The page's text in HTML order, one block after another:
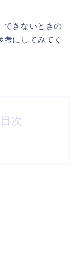
できないときの
にしてみてく
次